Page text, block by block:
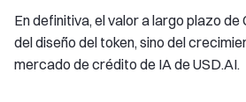
En definitiva, el valor a largo plazo de
del diseño del token, sino del
mercado de crédito de IA de USD.AI.